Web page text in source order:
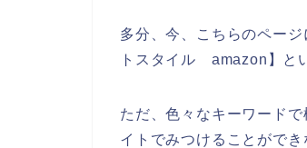
多分、今、こちらのペー
トスタイル amazon】と
ただ、色々なキーワード
イトでみつけることがで